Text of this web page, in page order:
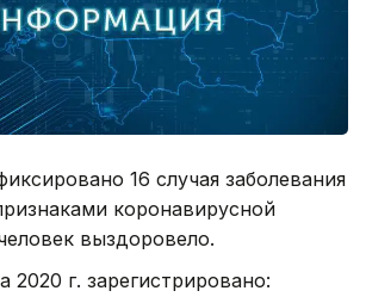
16 случая заболевания
коронавирусной
выздоровело.
2020 г. зарегистрировано: